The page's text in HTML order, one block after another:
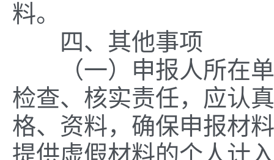
料。
四、其他事项
（一）申报人所在单
检查、核实责任，应认
格、资料，确保申报材
提供虚假材料的个人计